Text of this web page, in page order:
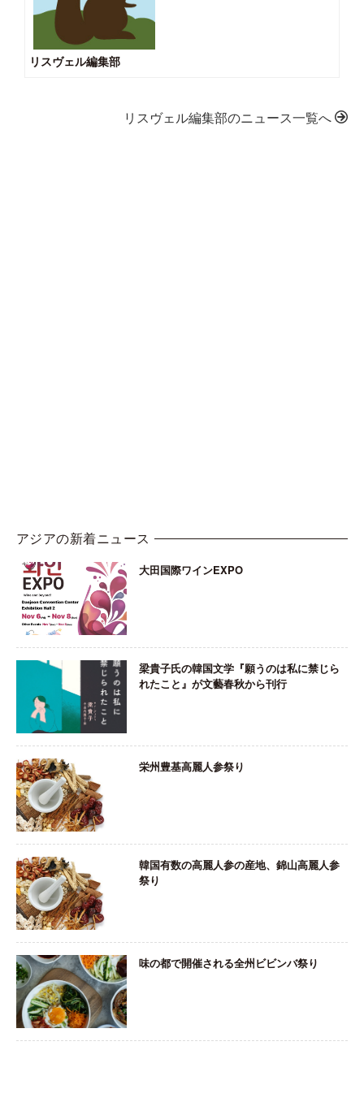
リスヴェル編集部
リスヴェル編集部のニュース一覧へ
アジアの新着ニュース
大田国際ワインEXPO
梁貴子氏の韓国文学『願うのは私に禁じら
れたこと』が文藝春秋から刊行
栄州豊基高麗人参祭り
韓国有数の高麗人参の産地、錦山高麗人参
祭り
味の都で開催される全州ビビンバ祭り